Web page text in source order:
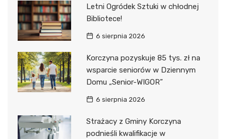
Letni Ogródek Sztuki w chłodnej
Bibliotece!
6 sierpnia 2026
Korczyna pozyskuje 85 tys. zł na
wsparcie seniorów w Dziennym
Domu „Senior-WIGOR”
6 sierpnia 2026
Strażacy z Gminy Korczyna
podnieśli kwalifikacje w